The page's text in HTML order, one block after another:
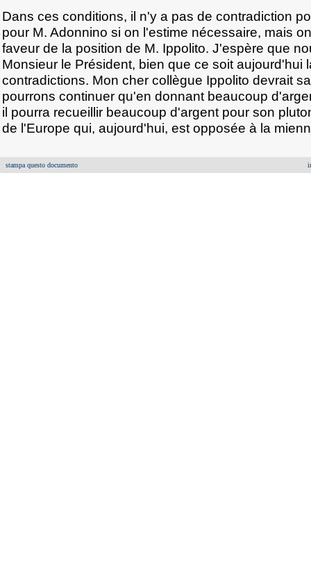
Dans ces conditions, il n'y a pas de contradiction
pour M. Adonnino si on l'estime nécessaire, mais
faveur de la position de M. Ippolito. J'espère que
Monsieur le Président, bien que ce soit aujourd'hui
contradictions. Mon cher collègue Ippolito devrait
pourrons continuer qu'en donnant beaucoup
il pourra recueillir beaucoup d'argent pour son
de l'Europe qui, aujourd'hui, est opposée à la
stampa questo documento